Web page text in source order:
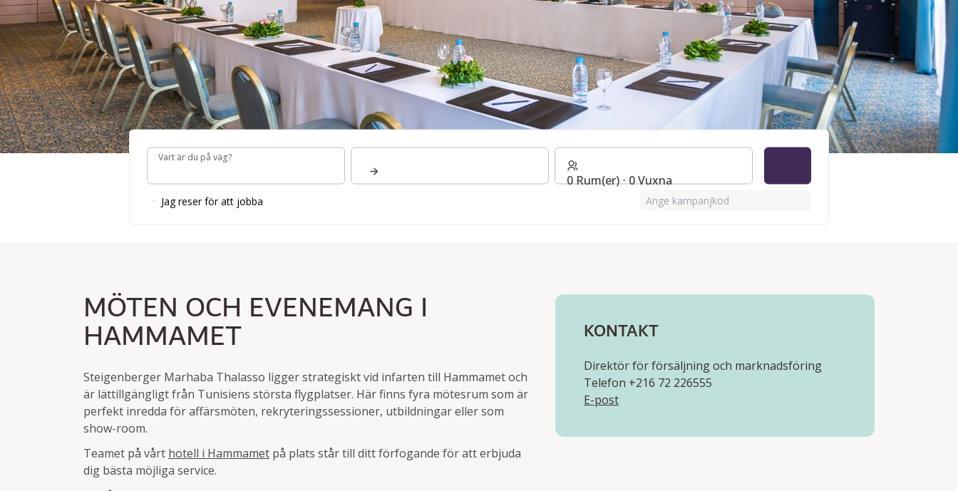
Vart är du på väg?
Vart är du på väg?
0 Rum(er) ⋅ 0 Vuxna
Jag reser för att jobba Ange kampanjkod
MÖTEN OCH EVENEMANG I
HAMMAMET
Steigenberger Marhaba Thalasso ligger strategiskt vid infarten till Hammamet och
är lättillgängligt från Tunisiens största flygplatser. Här finns fyra mötesrum som är
perfekt inredda för affärsmöten, rekryteringssessioner, utbildningar eller som
show-room.
Teamet på vårt hotell i Hammamet på plats står till ditt förfogande för att erbjuda
dig bästa möjliga service.
KONTAKT
Direktör för försäljning och marknadsföring
Telefon +216 72 226555
E-post